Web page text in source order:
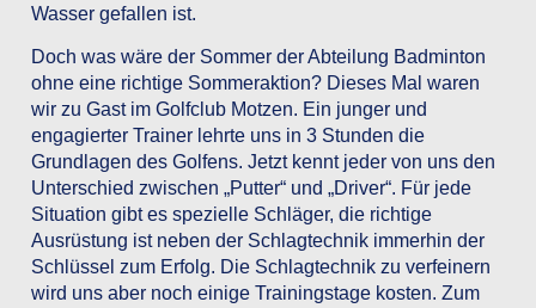
Wasser gefallen ist.
Doch was wäre der Sommer der Abteilung Badminton
ohne eine richtige Sommeraktion? Dieses Mal waren
wir zu Gast im Golfclub Motzen. Ein junger und
engagierter Trainer lehrte uns in 3 Stunden die
Grundlagen des Golfens. Jetzt kennt jeder von uns den
Unterschied zwischen „Putter“ und „Driver“. Für jede
Situation gibt es spezielle Schläger, die richtige
Ausrüstung ist neben der Schlagtechnik immerhin der
Schlüssel zum Erfolg. Die Schlagtechnik zu verfeinern
wird uns aber noch einige Trainingstage kosten. Zum